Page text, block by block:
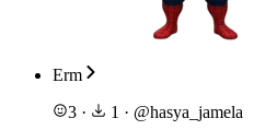
Erm
3 · 1 · @hasya_jamela